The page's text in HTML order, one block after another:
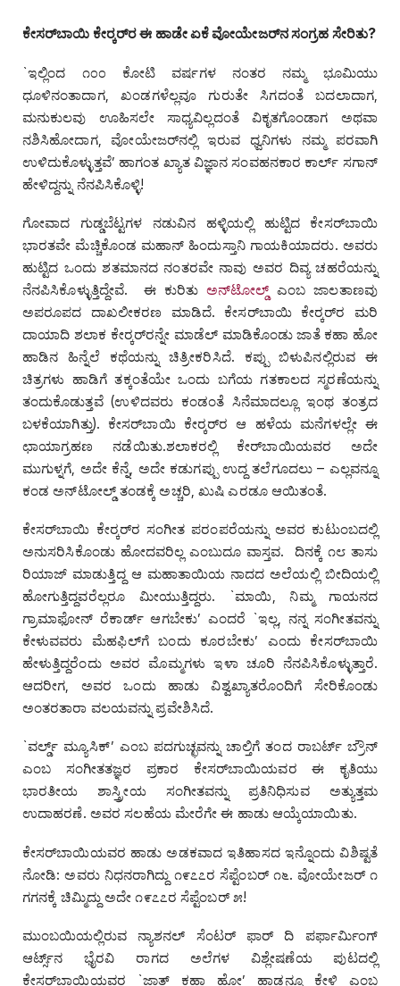
ಕೇಸರ್‌ಬಾಯಿ ಕೇರ್‍ಕರ್‌ರ ಈ ಹಾಡೇ ಏಕೆ ವೋಯೇಜರ್‌ನ ಸಂಗ್ರಹ ಸೇರಿತು?
`ಇಲ್ಲಿಂದ ೧೦೦ ಕೋಟಿ ವರ್ಷಗಳ ನಂತರ ನಮ್ಮ ಭೂಮಿಯು
ಧೂಳಿನಂತಾದಾಗ, ಖಂಡಗಳೆಲ್ಲವೂ ಗುರುತೇ ಸಿಗದಂತೆ ಬದಲಾದಾಗ,
ಮನುಕುಲವು ಊಹಿಸಲೇ ಸಾಧ್ಯವಿಲ್ಲದಂತೆ ವಿಕೃತಗೊಂಡಾಗ ಅಥವಾ
ನಶಿಸಿಹೋದಾಗ, ವೋಯೇಜರ್‌ನಲ್ಲಿ ಇರುವ ಧ್ವನಿಗಳು ನಮ್ಮ ಪರವಾಗಿ
ಉಳಿದುಕೊಳ್ಳುತ್ತವೆ’ ಹಾಗಂತ ಖ್ಯಾತ ವಿಜ್ಞಾನ ಸಂವಹನಕಾರ ಕಾರ್ಲ್‌ ಸಗಾನ್‌
ಹೇಳಿದ್ದನ್ನು ನೆನಪಿಸಿಕೊಳ್ಳಿ!
ಗೋವಾದ ಗುಡ್ಡಬೆಟ್ಟಗಳ ನಡುವಿನ ಹಳ್ಳಿಯಲ್ಲಿ ಹುಟ್ಟಿದ ಕೇಸರ್‌ಬಾಯಿ
ಭಾರತವೇ ಮೆಚ್ಚಿಕೊಂಡ ಮಹಾನ್‌ ಹಿಂದುಸ್ತಾನಿ ಗಾಯಕಿಯಾದರು. ಅವರು
ಹುಟ್ಟಿದ ಒಂದು ಶತಮಾನದ ನಂತರವೇ ನಾವು ಅವರ ದಿವ್ಯ ಚಹರೆಯನ್ನು
ನೆನಪಿಸಿಕೊಳ್ಳುತ್ತಿದ್ದೇವೆ. ಈ ಕುರಿತು ಅನ್‌ಟೋಲ್ಡ್‌ ಎಂಬ ಜಾಲತಾಣವು
ಅಪರೂಪದ ದಾಖಲೀಕರಣ ಮಾಡಿದೆ. ಕೇಸರ್‌ಬಾಯಿ ಕೇರ್‍ಕರ್‌ರ ಮರಿ
ದಾಯಾದಿ ಶಲಾಕ ಕೇರ್‍ಕರ್‌ರನ್ನೇ ಮಾಡೆಲ್‌ ಮಾಡಿಕೊಂಡು ಜಾತೆ ಕಹಾ ಹೋ
ಹಾಡಿನ ಹಿನ್ನೆಲೆ ಕಥೆಯನ್ನು ಚಿತ್ರೀಕರಿಸಿದೆ. ಕಪ್ಪು ಬಿಳುಪಿನಲ್ಲಿರುವ ಈ
ಚಿತ್ರಗಳು ಹಾಡಿಗೆ ತಕ್ಕಂತೆಯೇ ಒಂದು ಬಗೆಯ ಗತಕಾಲದ ಸ್ಮರಣೆಯನ್ನು
ತಂದುಕೊಡುತ್ತವೆ (ಉಳಿದವರು ಕಂಡಂತೆ ಸಿನೆಮಾದಲ್ಲೂ ಇಂಥ ತಂತ್ರದ
ಬಳಕೆಯಾಗಿತ್ತು). ಕೇಸರ್‌ಬಾಯಿ ಕೇರ್‍ಕರ್‌ರ ಆ ಹಳೆಯ ಮನೆಗಳಲ್ಲೇ ಈ
ಛಾಯಾಗ್ರಹಣ ನಡೆಯಿತು.ಶಲಾಕರಲ್ಲಿ ಕೇರ್‌ಬಾಯಿಯವರ ಅದೇ
ಮುಗುಳ್ನಗೆ, ಅದೇ ಕೆನ್ನೆ, ಅದೇ ಕಡುಗಪ್ಪು ಉದ್ದ ತಲೆಗೂದಲು – ಎಲ್ಲವನ್ನೂ
ಕಂಡ ಅನ್‌ಟೋಲ್ಡ್‌ ತಂಡಕ್ಕೆ ಅಚ್ಚರಿ, ಖುಷಿ ಎರಡೂ ಆಯಿತಂತೆ.
ಕೇಸರ್‌ಬಾಯಿ ಕೇರ್‍ಕರ್‌ರ ಸಂಗೀತ ಪರಂಪರೆಯನ್ನು ಅವರ ಕುಟುಂಬದಲ್ಲಿ
ಅನುಸರಿಸಿಕೊಂಡು ಹೋದವರಿಲ್ಲ ಎಂಬುದೂ ವಾಸ್ತವ. ದಿನಕ್ಕೆ ೧೮ ತಾಸು
ರಿಯಾಜ್‌ ಮಾಡುತ್ತಿದ್ದ ಆ ಮಹಾತಾಯಿಯ ನಾದದ ಅಲೆಯಲ್ಲಿ ಬೀದಿಯಲ್ಲಿ
ಹೋಗುತ್ತಿದ್ದವರೆಲ್ಲರೂ ಮೀಯುತ್ತಿದ್ದರು. `ಮಾಯಿ, ನಿಮ್ಮ ಗಾಯನದ
ಗ್ರಾಮಾಫೋನ್‌ ರೆಕಾರ್ಡ್‌ ಆಗಬೇಕು’ ಎಂದರೆ `ಇಲ್ಲ, ನನ್ನ ಸಂಗೀತವನ್ನು
ಕೇಳುವವರು ಮೆಹಫಿಲ್‌ಗೆ ಬಂದು ಕೂರಬೇಕು’ ಎಂದು ಕೇಸರ್‌ಬಾಯಿ
ಹೇಳುತ್ತಿದ್ದರೆಂದು ಅವರ ಮೊಮ್ಮಗಳು ಇಳಾ ಚೂರಿ ನೆನಪಿಸಿಕೊಳ್ಳುತ್ತಾರೆ.
ಆದರೀಗ, ಅವರ ಒಂದು ಹಾಡು ವಿಶ್ವಖ್ಯಾತರೊಂದಿಗೆ ಸೇರಿಕೊಂಡು
ಅಂತರತಾರಾ ವಲಯವನ್ನು ಪ್ರವೇಶಿಸಿದೆ.
`ವರ್ಲ್ಡ್‌ ಮ್ಯೂಸಿಕ್‌’ ಎಂಬ ಪದಗುಚ್ಛವನ್ನು ಚಾಲ್ತಿಗೆ ತಂದ ರಾಬರ್ಟ್‌ ಬ್ರೌನ್‌
ಎಂಬ ಸಂಗೀತತಜ್ಞರ ಪ್ರಕಾರ ಕೇಸರ್‌ಬಾಯಿಯವರ ಈ ಕೃತಿಯು
ಭಾರತೀಯ ಶಾಸ್ತ್ರೀಯ ಸಂಗೀತವನ್ನು ಪ್ರತಿನಿಧಿಸುವ ಅತ್ಯುತ್ತಮ
ಉದಾಹರಣೆ. ಅವರ ಸಲಹೆಯ ಮೇರೆಗೇ ಈ ಹಾಡು ಆಯ್ಕೆಯಾಯಿತು.
ಕೇಸರ್‌ಬಾಯಿಯವರ ಹಾಡು ಅಡಕವಾದ ಇತಿಹಾಸದ ಇನ್ನೊಂದು ವಿಶಿಷ್ಟತೆ
ನೋಡಿ: ಅವರು ನಿಧನರಾಗಿದ್ದು ೧೯೭೭ರ ಸೆಪ್ಟೆಂಬರ್‌ ೧೬. ವೋಯೇಜರ್‌ ೧
ಗಗನಕ್ಕೆ ಚಿಮ್ಮಿದ್ದು ಅದೇ ೧೯೭೭ರ ಸೆಪ್ಟೆಂಬರ್‌ ೫!
ಮುಂಬಯಿಯಲ್ಲಿರುವ ನ್ಯಾಶನಲ್‌ ಸೆಂಟರ್‌ ಫಾರ್‌ ದಿ ಪರ್ಫಾರ್ಮಿಂಗ್‌
ಆರ್ಟ್ಸ್‌‌ನ ಭೈರವಿ ರಾಗದ ಅಲೆಗಳ ವಿಶ್ಲೇಷಣೆಯ ಪುಟದಲ್ಲಿ
ಕೇಸರ್‌ಬಾಯಿಯವರ `ಜಾತ್‌ ಕಹಾ ಹೋ’ ಹಾಡನ್ನೂ ಕೇಳಿ ಎಂಬ